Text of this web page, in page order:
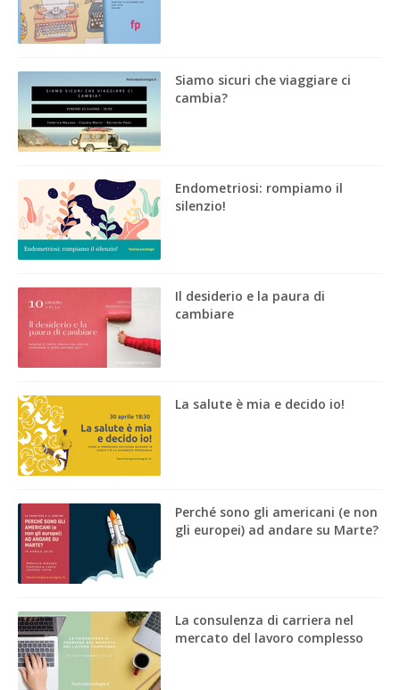
Siamo sicuri che viaggiare ci
cambia?
Endometriosi: rompiamo il
silenzio!
Il desiderio e la paura di
cambiare
La salute è mia e decido io!
Perché sono gli americani (e non
gli europei) ad andare su Marte?
La consulenza di carriera nel
mercato del lavoro complesso